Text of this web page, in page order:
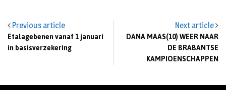
Previous article
Etalagebenen vanaf 1 januari
in basisverzekering
Next article
DANA MAAS(10) WEER NAAR
DE BRABANTSE
KAMPIOENSCHAPPEN